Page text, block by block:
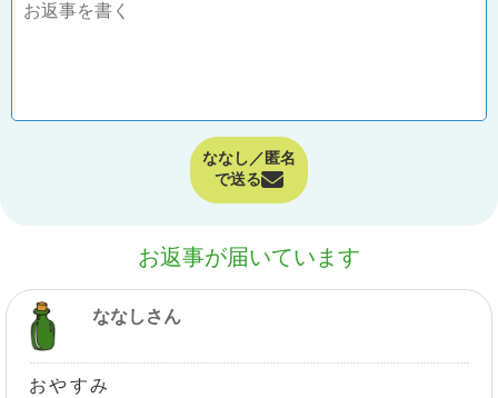
ななし／匿名
で送る
お返事が届いています
ななしさん
おやすみ